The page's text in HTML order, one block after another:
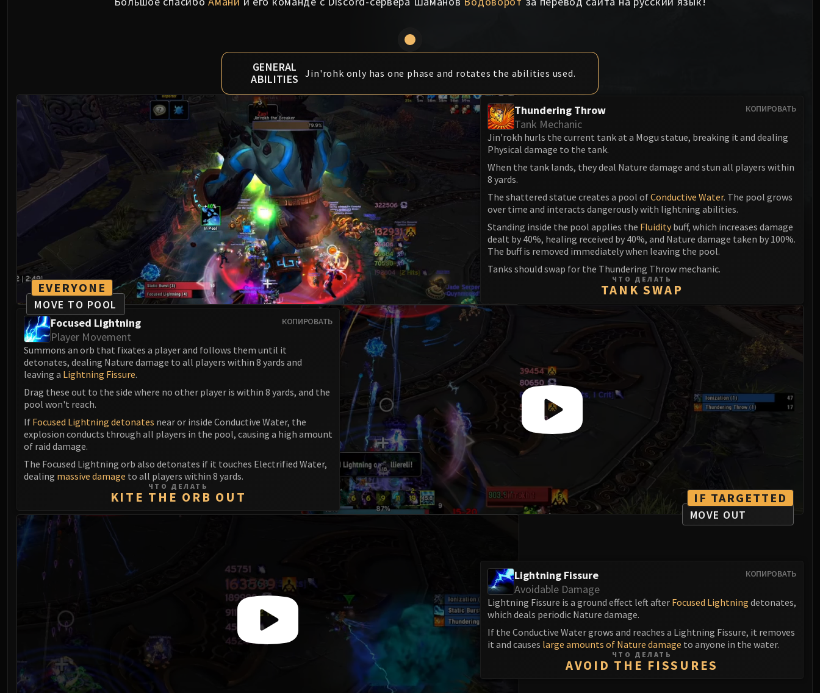
Разрушитель XT-002
Ходир
Генерал Везакс
Йогг-Сарон
Алгалон Наблюдатель
GENERAL
ABILITIES
Jin'rohk only has one phase and rotates the abilities used.
EVERYONE
MOVE TO POOL
КОПИРОВАТЬ
Thundering Throw
Tank Mechanic
Jin'rokh hurls the current tank at a Mogu statue, breaking it and dealing
Physical damage to the tank.
When the tank lands, they deal Nature damage and stun all players within
8 yards.
The shattered statue creates a pool ofConductive Water. The pool grows
over time and interacts dangerously with lightning abilities.
Standing inside the pool applies the Fluiditybuff, which increases damage
dealt by 40%, healing received by 40%, and Nature damage taken by 100%.
The buff is removed immediately when leaving the pool.
Tanks should swap for the Thundering Throw mechanic.
ЧТО ДЕЛАТЬ
TANK SWAP
IF TARGETTED
MOVE OUT
КОПИРОВАТЬ
Focused Lightning
Player Movement
Summons an orb that fixates a player and follows them until it
detonates, dealing Nature damage to all players within 8 yards and
leaving a Lightning Fissure.
Drag these out to the side where no other player is within 8 yards, and the
pool won't reach.
If Focused Lightning detonates near or inside Conductive Water, the
explosion conducts through all players in the pool, causing a high amount
of raid damage.
The Focused Lightning orb also detonates if it touches Electrified Water,
dealing massive damage to all players within 8 yards.
ЧТО ДЕЛАТЬ
KITE THE ORB OUT
КОПИРОВАТЬ
Lightning Fissure
Avoidable Damage
Lightning Fissure is a ground effect left after Focused Lightning detonates,
which deals periodic Nature damage.
If the Conductive Water grows and reaches a Lightning Fissure, it removes
it and causes large amounts of Nature damage to anyone in the water.
ЧТО ДЕЛАТЬ
AVOID THE FISSURES